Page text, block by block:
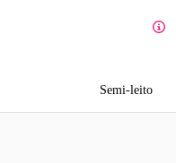
Semi-leito